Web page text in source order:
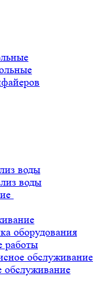
воды
воды
оборудования
работы
обслуживание
обслуживание